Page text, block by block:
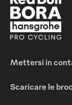
Mettersi in
Scaricare le